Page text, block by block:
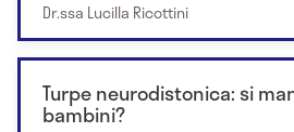
Dr.ssa Lucilla Ricottini
Turpe neurodistonica: si
bambini?